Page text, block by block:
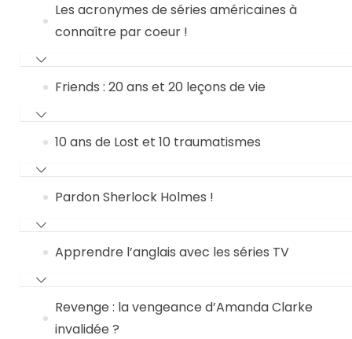
Les acronymes de séries américaines à
connaître par coeur !
Friends : 20 ans et 20 leçons de vie
10 ans de Lost et 10 traumatismes
Pardon Sherlock Holmes !
Apprendre l’anglais avec les séries TV
Revenge : la vengeance d’Amanda Clarke
invalidée ?